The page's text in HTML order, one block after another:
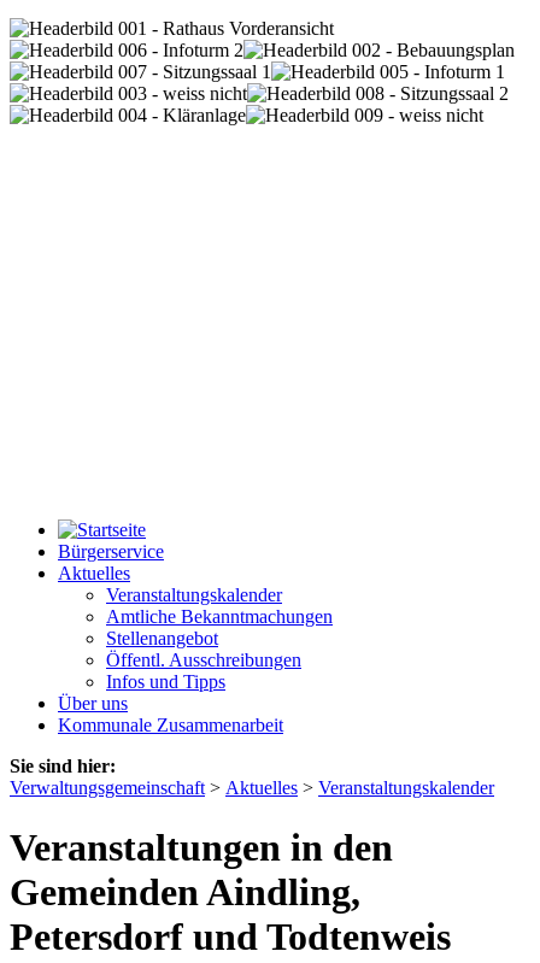
Bürgerservice
Aktuelles
Veranstaltungskalender
Amtliche Bekanntmachungen
Stellenangebot
Öffentl. Ausschreibungen
Infos und Tipps
Über uns
Kommunale Zusammenarbeit
Sie sind hier:
Verwaltungsgemeinschaft > Aktuelles > Veranstaltungskalender
Veranstaltungen in den
Gemeinden Aindling,
Petersdorf und Todtenweis